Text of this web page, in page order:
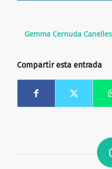
Gemma Cernuda
Compartir esta entrada